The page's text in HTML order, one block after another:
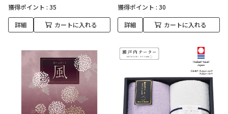
獲得ポイント : 35
詳細 カートに入れる
獲得ポイント : 30
詳細 カートに入れる